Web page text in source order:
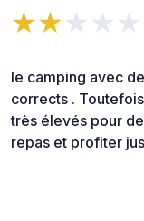
le camping avec
corrects .
très élevés pour
repas et profiter